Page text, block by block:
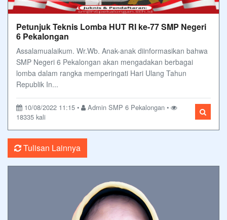
Petunjuk Teknis Lomba HUT RI ke-77 SMP Negeri
6 Pekalongan
Assalamualaikum. Wr.Wb. Anak-anak diinformasikan bahwa
SMP Negeri 6 Pekalongan akan mengadakan berbagai
lomba dalam rangka memperingati Hari Ulang Tahun
Republik In...
10/08/2022 11:15 •
Admin SMP 6 Pekalongan •
18335 kali
Tulisan Lainnya